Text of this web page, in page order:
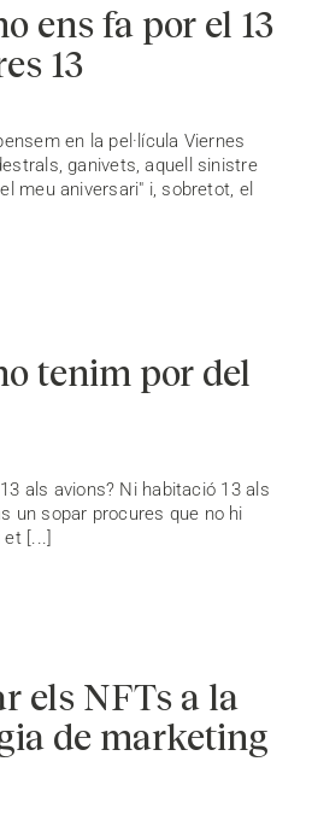
ens fa por el 13
13
en la pel·lícula Viernes
ganivets, aquell sinistre
meu aniversari" i, sobretot, el
tenim por del
als avions? Ni habitació 13 als
un sopar procures que no hi
et [...]
els NFTs a la
de marketing